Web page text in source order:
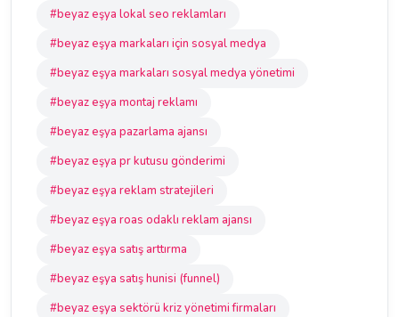
#beyaz eşya lokal seo reklamları
#beyaz eşya markaları için sosyal medya
#beyaz eşya markaları sosyal medya yönetimi
#beyaz eşya montaj reklamı
#beyaz eşya pazarlama ajansı
#beyaz eşya pr kutusu gönderimi
#beyaz eşya reklam stratejileri
#beyaz eşya roas odaklı reklam ajansı
#beyaz eşya satış arttırma
#beyaz eşya satış hunisi (funnel)
#beyaz eşya sektörü kriz yönetimi firmaları